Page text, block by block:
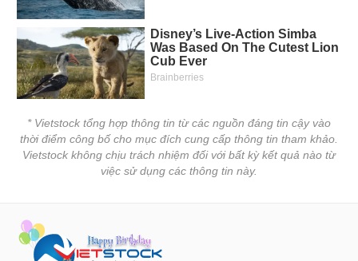
* Vietstock tổng hợp thông tin từ các nguồn đáng tin cậy vào
thời điểm công bố cho mục đích cung cấp thông tin tham khảo.
Vietstock không chịu trách nhiệm đối với bất kỳ kết quả nào từ
việc sử dụng các thông tin này.